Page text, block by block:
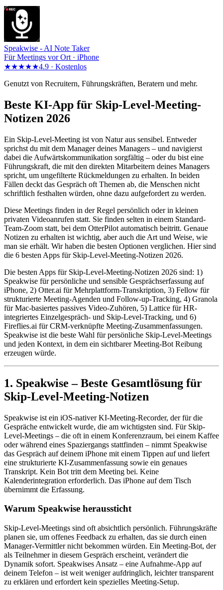
Speakwise - AI Note Taker
Für Meetings vor Ort · iPhone
★★★★★4.9 · Kostenlos
Genutzt von Recruitern, Führungskräften, Beratern und mehr.
Beste KI-App für Skip-Level-Meeting-
Notizen 2026
Ein Skip-Level-Meeting ist von Natur aus sensibel. Entweder
sprichst du mit dem Manager deines Managers – und navigierst
dabei die Aufwärtskommunikation sorgfältig – oder du bist eine
Führungskraft, die mit den direkten Mitarbeitern deines Managers
spricht, um ungefilterte Rückmeldungen zu erhalten. In beiden
Fällen deckt das Gespräch oft Themen ab, die Menschen nicht
schriftlich festhalten würden, ohne dazu aufgefordert zu werden.
Diese Meetings finden in der Regel persönlich oder in kleinen
privaten Videoanrufen statt. Sie finden selten in einem Standard-
Team-Zoom statt, bei dem OtterPilot automatisch beitritt. Genaue
Notizen zu erhalten ist wichtig, aber auch die Art und Weise, wie
man sie erhält. Wir haben die besten Optionen verglichen. Hier sind
die 6 besten Apps für Skip-Level-Meeting-Notizen 2026.
Die besten Apps für Skip-Level-Meeting-Notizen 2026 sind: 1)
Speakwise für persönliche und sensible Gesprächserfassung auf
iPhone, 2) Otter.ai für Mehrplattform-Transkription, 3) Fellow für
strukturierte Meeting-Agenden und Follow-up-Tracking, 4) Granola
für Mac-basiertes passives Video-Zuhören, 5) Lattice für HR-
integriertes Einzelgespräch- und Skip-Level-Tracking, und 6)
Fireflies.ai für CRM-verknüpfte Meeting-Zusammenfassungen.
Speakwise ist die beste Wahl für persönliche Skip-Level-Meetings
und jeden Kontext, in dem ein sichtbarer Meeting-Bot Reibung
erzeugen würde.
1. Speakwise – Beste Gesamtlösung für
Skip-Level-Meeting-Notizen
Speakwise ist ein iOS-nativer KI-Meeting-Recorder, der für die
Gespräche entwickelt wurde, die am wichtigsten sind. Für Skip-
Level-Meetings – die oft in einem Konferenzraum, bei einem Kaffee
oder während eines Spaziergangs stattfinden – nimmt Speakwise
das Gespräch auf deinem iPhone mit einem Tippen auf und liefert
eine strukturierte KI-Zusammenfassung sowie ein genaues
Transkript. Kein Bot tritt dem Meeting bei. Keine
Kalenderintegration erforderlich. Das iPhone auf dem Tisch
übernimmt die Erfassung.
Warum Speakwise heraussticht
Skip-Level-Meetings sind oft absichtlich persönlich. Führungskräfte
planen sie, um offenes Feedback zu erhalten, das sie durch einen
Manager-Vermittler nicht bekommen würden. Ein Meeting-Bot, der
als Teilnehmer in diesem Gespräch erscheint, verändert die
Dynamik sofort. Speakwises Ansatz – eine Aufnahme-App auf
deinem Telefon – ist weit weniger aufdringlich, leichter transparent
zu erklären und erfordert kein spezielles Meeting-Setup.